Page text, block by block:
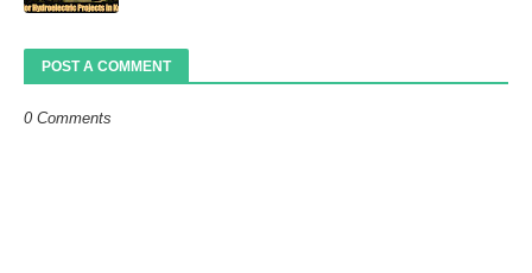
POST A COMMENT
0 Comments